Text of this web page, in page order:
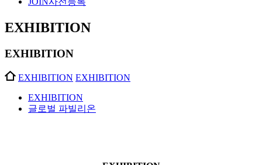
EXHIBITION
EXHIBITION
EXHIBITION EXHIBITION
EXHIBITION
글로벌 파빌리온